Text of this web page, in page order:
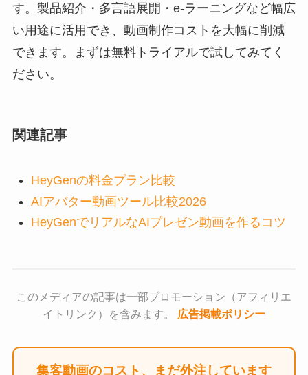
す。製品紹介・多言語展開・e-ラーニングなど幅広
い用途に活用でき、動画制作コストを大幅に削減
できます。まずは無料トライアルで試してみてく
ださい。
関連記事
HeyGenの料金プラン比較
AIアバター動画ツール比較2026
HeyGenでリアルなAIプレゼン動画を作るコツ
このメディアの記事は一部プロモーション（アフィリエ
イトリンク）を含みます。 広告掲載ポリシー
集客動画のコスト、まだ外注しています